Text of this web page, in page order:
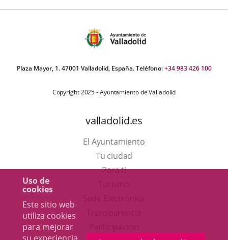
Uso de
cookies
Este sitio web
utiliza cookies
para mejorar
Plaza Mayor, 1. 47001 Valladolid, España. Teléfono:+34 983 426 100
Copyright 2025 - Ayuntamiento de Valladolid
valladolid.es
El Ayuntamiento
Tu ciudad
Para ti